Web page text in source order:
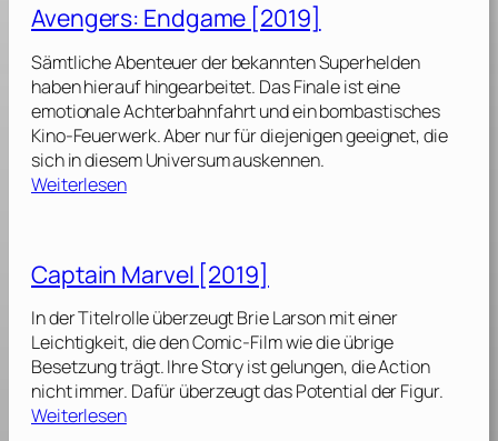
N
e
w
U
n
i
v
e
[
2
0
1
8
]
d
e
r
-
M
a
n
:
r
f
r
o
m
H
o
Avengers: Endgame [2019]
Sämtliche Abenteuer der bekannten Superhelden
haben hierauf hingearbeitet. Das Finale ist eine
emotionale Achterbahnfahrt und ein bombastisches
Kino-Feuerwerk. Aber nur für diejenigen geeignet, die
sich in diesem Universum auskennen.
Weiterlesen:
n
g
e
r
s
:
E
Captain Marvel [2019]
In der Titelrolle überzeugt Brie Larson mit einer
Leichtigkeit, die den Comic-Film wie die übrige
Besetzung trägt. Ihre Story ist gelungen, die Action
nicht immer. Dafür überzeugt das Potential der Figur.
Weiterlesen: